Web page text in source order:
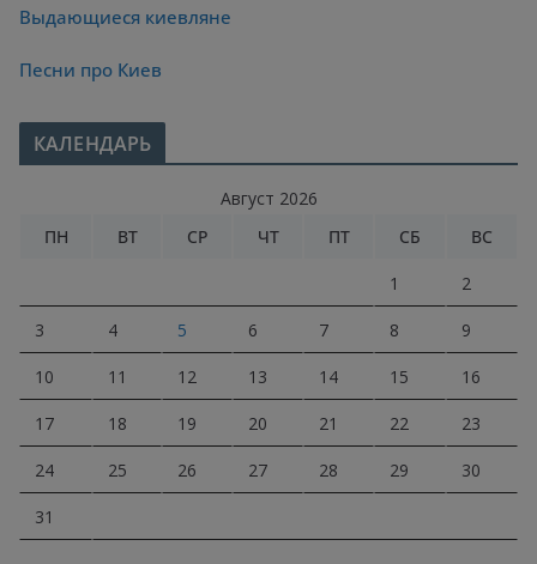
Выдающиеся киевляне
Песни про Киев
КАЛЕНДАРЬ
Август 2026
ПН
ВТ СР ЧТ ПТ СБ ВС
1 2
3 4 5 6 7 8 9
10 11 12 13 14 15 16
17 18 19 20 21 22 23
24 25 26 27 28 29 30
31